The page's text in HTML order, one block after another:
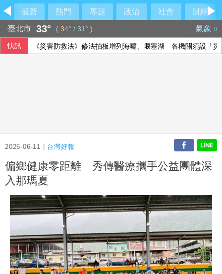
最新 熱門 專題 政治 社會
財經
臺北市 33° ( 34° / 31° ) 氣象
快訊 《災害防救法》修法拍板增列海嘯、堰塞湖 各機關須設「災
2026-06-11 | 台灣好報
偏鄉健康零距離 秀傳醫療攜手公益團體深
入那瑪夏